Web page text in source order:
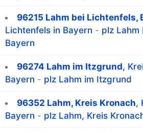
96215 Lahm bei Lichtenfels,
Lichtenfels in Bayern - plz Lahm
Bayern
96274 Lahm im Itzgrund,
Bayern - plz Lahm im Itzgrund
96352 Lahm, Kreis Kronach,
Bayern - plz Lahm, Kreis